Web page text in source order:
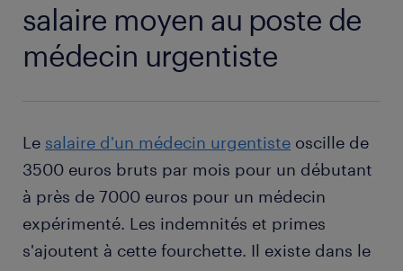
salaire moyen au poste de
médecin urgentiste
Le salaire d'un médecin urgentiste oscille de
3500 euros bruts par mois pour un débutant
à près de 7000 euros pour un médecin
expérimenté. Les indemnités et primes
s'ajoutent à cette fourchette. Il existe dans le